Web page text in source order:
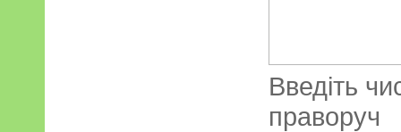
Введіть
праворуч